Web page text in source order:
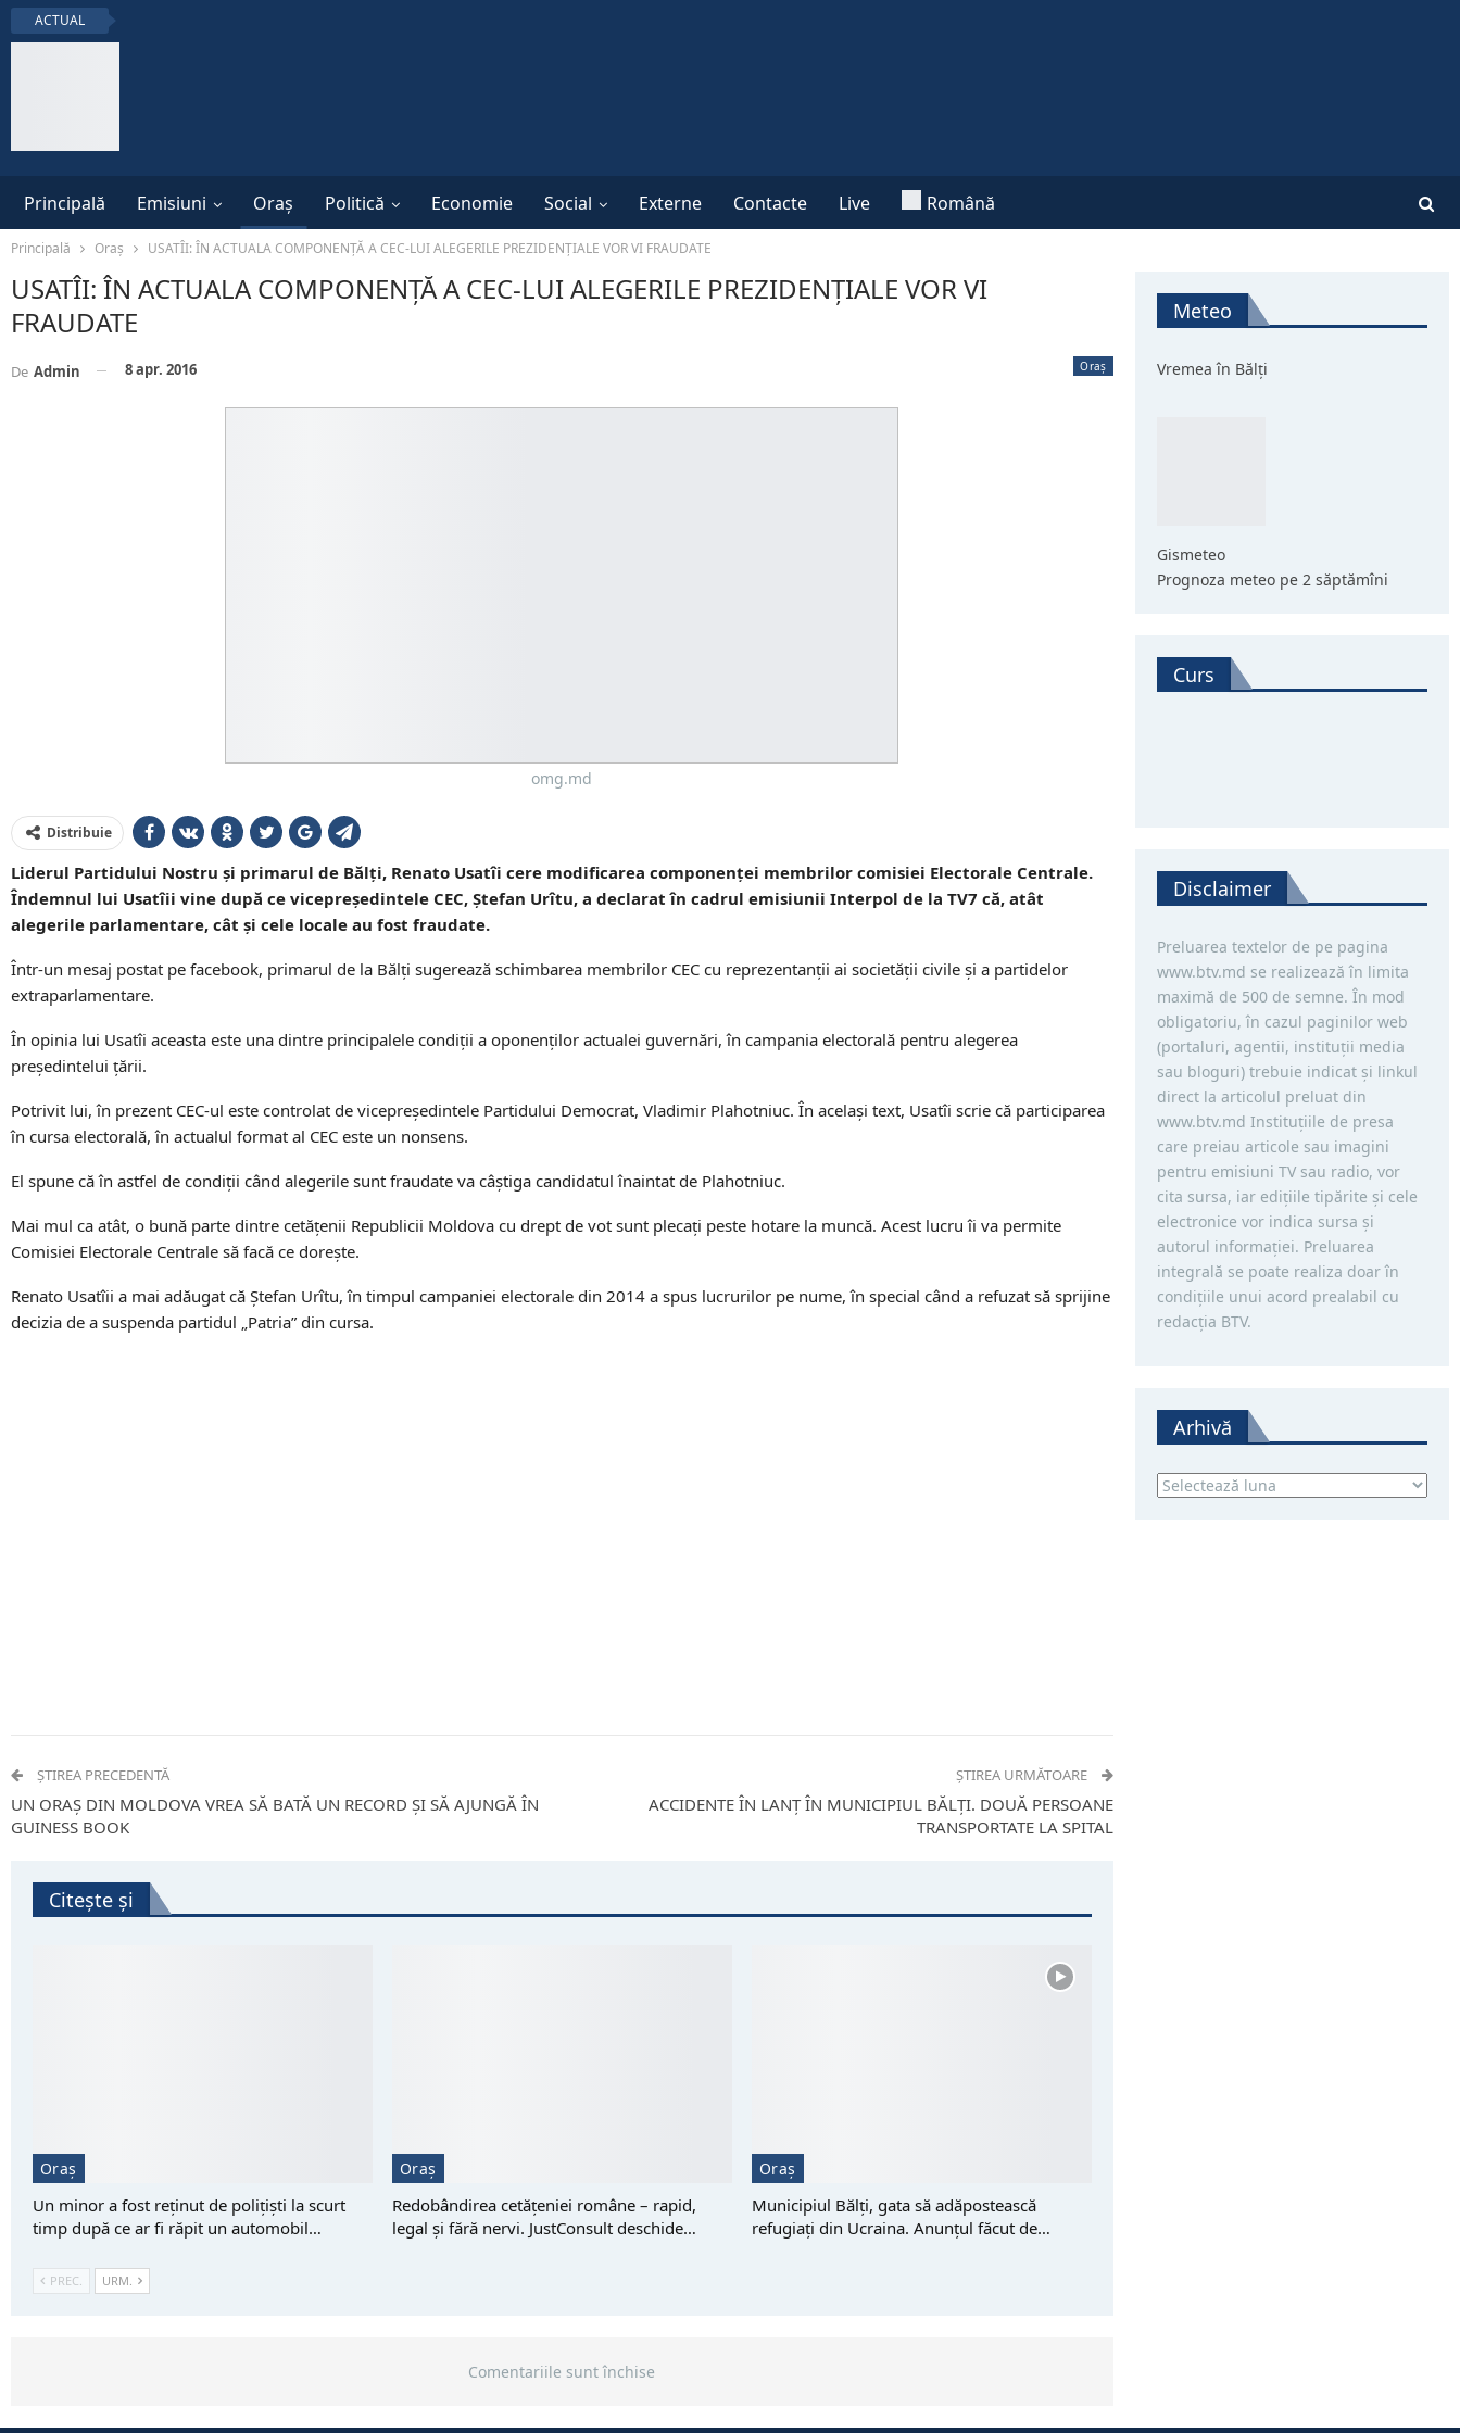
ACTUAL
Principală Emisiuni Oraș Politică Economie Social Externe Contacte Live Română
Principală Oraș USATÎI: ÎN ACTUALA COMPONENȚĂ A CEC-LUI ALEGERILE PREZIDENȚIALE VOR VI FRAUDATE
USATÎI: ÎN ACTUALA COMPONENȚĂ A CEC-LUI ALEGERILE PREZIDENȚIALE VOR VI
FRAUDATE
Oraș
De Admin 8 apr. 2016
omg.md
Distribuie
Liderul Partidului Nostru și primarul de Bălți, Renato Usatîi cere modificarea componenței membrilor comisiei Electorale Centrale.
Îndemnul lui Usatîii vine după ce vicepreședintele CEC, Ștefan Urîtu, a declarat în cadrul emisiunii Interpol de la TV7 că, atât
alegerile parlamentare, cât și cele locale au fost fraudate.
Într-un mesaj postat pe facebook, primarul de la Bălți sugerează schimbarea membrilor CEC cu reprezentanții ai societății civile și a partidelor
extraparlamentare.
În opinia lui Usatîi aceasta este una dintre principalele condiții a oponenților actualei guvernări, în campania electorală pentru alegerea
președintelui țării.
Potrivit lui, în prezent CEC-ul este controlat de vicepreședintele Partidului Democrat, Vladimir Plahotniuc. În același text, Usatîi scrie că participarea
în cursa electorală, în actualul format al CEC este un nonsens.
El spune că în astfel de condiții când alegerile sunt fraudate va câștiga candidatul înaintat de Plahotniuc.
Mai mul ca atât, o bună parte dintre cetățenii Republicii Moldova cu drept de vot sunt plecați peste hotare la muncă. Acest lucru îi va permite
Comisiei Electorale Centrale să facă ce dorește.
Renato Usatîii a mai adăugat că Ștefan Urîtu, în timpul campaniei electorale din 2014 a spus lucrurilor pe nume, în special când a refuzat să sprijine
decizia de a suspenda partidul „Patria” din cursa.
ȘTIREA PRECEDENTĂ
UN ORAȘ DIN MOLDOVA VREA SĂ BATĂ UN RECORD ȘI SĂ AJUNGĂ ÎN
GUINESS BOOK
ȘTIREA URMĂTOARE
ACCIDENTE ÎN LANȚ ÎN MUNICIPIUL BĂLȚI. DOUĂ PERSOANE
TRANSPORTATE LA SPITAL
Citește și
Oraș
Un minor a fost reţinut de polițiști la scurt
timp după ce ar fi răpit un automobil…
Oraș
Redobândirea cetățeniei române – rapid,
legal și fără nervi. JustConsult deschide…
Oraș
Municipiul Bălți, gata să adăpostească
refugiați din Ucraina. Anunțul făcut de…
PREC. URM.
Comentariile sunt închise
Meteo
Vremea în Bălți
Gismeteo
Prognoza meteo pe 2 săptămîni
Curs
Disclaimer
Preluarea textelor de pe pagina
www.btv.md se realizează în limita
maximă de 500 de semne. În mod
obligatoriu, în cazul paginilor web
(portaluri, agentii, instituţii media
sau bloguri) trebuie indicat şi linkul
direct la articolul preluat din
www.btv.md Instituţiile de presa
care preiau articole sau imagini
pentru emisiuni TV sau radio, vor
cita sursa, iar ediţiile tipărite și cele
electronice vor indica sursa şi
autorul informaţiei. Preluarea
integrală se poate realiza doar în
condiţiile unui acord prealabil cu
redacţia BTV.
Arhivă
Arhivă